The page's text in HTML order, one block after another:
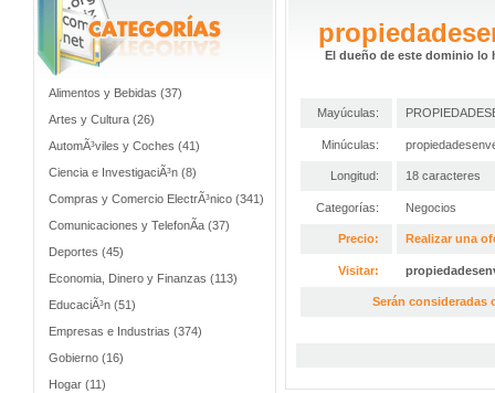
Alimentos y Bebidas (37)
Artes y Cultura (26)
AutomÃ³viles y Coches (41)
Ciencia e InvestigaciÃ³n (8)
Compras y Comercio ElectrÃ³nico (341)
Comunicaciones y TelefonÃ­a (37)
Deportes (45)
Economia, Dinero y Finanzas (113)
EducaciÃ³n (51)
Empresas e Industrias (374)
Gobierno (16)
Hogar (11)
El dueño de este dominio lo
Mayúculas:
Minúculas:
Longitud: 18 caracteres
Categorías: Negocios
Precio: Realizar una
Visitar:
Serán consideradas